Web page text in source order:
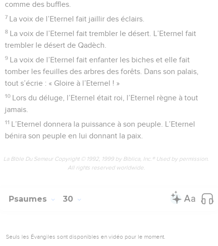
comme des buffles.
7 La voix de l’Eternel fait jaillir des éclairs.
8 La voix de l’Eternel fait trembler le désert. L’Eternel fait
trembler le désert de Qadèch.
9 La voix de l’Eternel fait enfanter les biches et elle fait
tomber les feuilles des arbres des forêts. Dans son palais,
tout s’écrie : « Gloire à l’Eternel ! »
10 Lors du déluge, l’Eternel était roi, l’Eternel règne à tout
jamais.
11 L’Eternel donnera la puissance à son peuple. L’Eternel
bénira son peuple en lui donnant la paix.
La Bible Du Semeur Copyright © 1992, 1999 by Biblica, Inc.® Used by permission.
All rights reserved worldwide.
Psaumes 30
Seuls les Évangiles sont disponibles en vidéo pour le moment.